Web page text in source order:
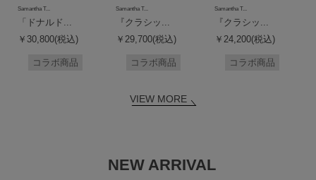
Samantha T...
「ドナルド...
￥30,800(税込)
コラボ商品
Samantha T...
『クラシッ...
￥29,700(税込)
コラボ商品
Samantha T...
『クラシッ...
￥24,200(税込)
コラボ商品
VIEW MORE
NEW ARRIVAL